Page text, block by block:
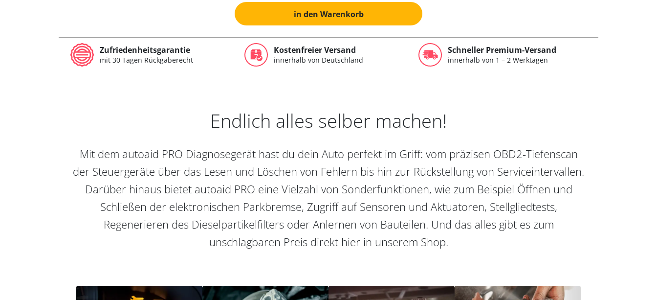
in den Warenkorb
Zufriedenheitsgarantie
mit 30 Tagen Rückgaberecht
Kostenfreier Versand
innerhalb von Deutschland
Schneller Premium-Versand
innerhalb von 1 – 2 Werktagen
Endlich alles selber machen!
Mit dem autoaid PRO Diagnosegerät hast du dein Auto perfekt im Griff: vom präzisen OBD2-Tiefenscan
der Steuergeräte über das Lesen und Löschen von Fehlern bis hin zur Rückstellung von Serviceintervallen.
Darüber hinaus bietet autoaid PRO eine Vielzahl von Sonderfunktionen, wie zum Beispiel Öffnen und
Schließen der elektronischen Parkbremse, Zugriff auf Sensoren und Aktuatoren, Stellgliedtests,
Regenerieren des Dieselpartikelfilters oder Anlernen von Bauteilen. Und das alles gibt es zum
unschlagbaren Preis direkt hier in unserem Shop.